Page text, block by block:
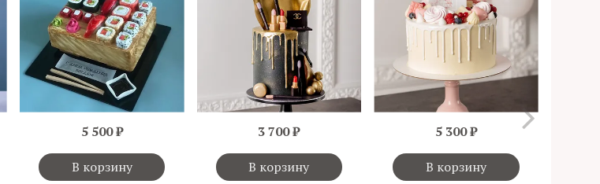
5 500 ₽
В корзину
3 700 ₽
В корзину
5 300 ₽
В корзину